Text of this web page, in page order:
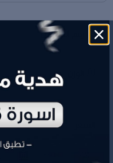
رقم الموديل